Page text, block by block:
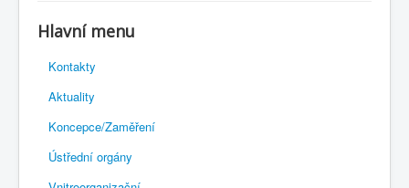
Rejstřík sportu
Novelizace Stanov SH ČMS
Plán činnosti 2026
Kalendář akcí
Výhody pro členy
Hlavní menu
Kontakty
Aktuality
Koncepce/Zaměření
Ústřední orgány